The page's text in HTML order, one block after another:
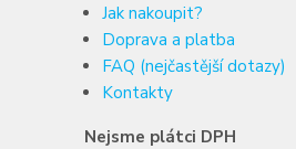
Jak nakoupit?
Doprava a platba
FAQ (nejčastější dotazy)
Kontakty
Nejsme plátci DPH